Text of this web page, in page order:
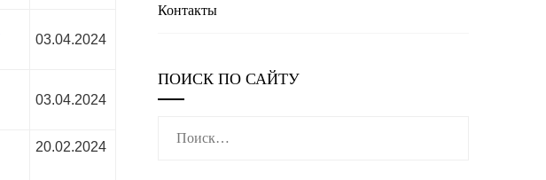
03.04.2024
03.04.2024
20.02.2024
Контакты
ПОИСК ПО САЙТУ